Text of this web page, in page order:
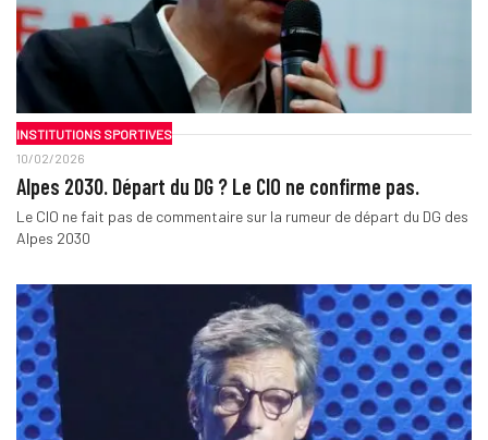
INSTITUTIONS SPORTIVES
10/02/2026
Alpes 2030. Départ du DG ? Le CIO ne confirme pas.
Le CIO ne fait pas de commentaire sur la rumeur de départ du DG des
Alpes 2030